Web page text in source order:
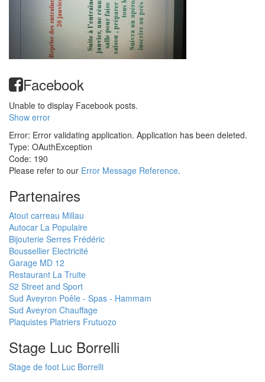
Facebook
Unable to display Facebook posts.
Show error
Error: Error validating application. Application has been deleted.
Type: OAuthException
Code: 190
Please refer to our Error Message Reference.
Partenaires
Atout carreau Millau
Autocar La Populaire
Bijouterie Serres Frédéric
Boussellier Electricité
Garage MD 12
Restaurant La Truite
S2 Street and Sport
Sud Aveyron Poêle - Spas - Hammam
Sud Aveyron Chauffage
Plaquistes Platriers Frutuozo
Stage Luc Borrelli
Stage de foot Luc Borrelli